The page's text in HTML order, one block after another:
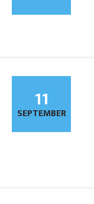
11
SEPTEMBER